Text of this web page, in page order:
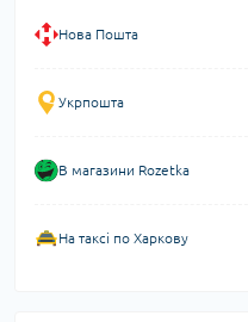
Нова Пошта
Укрпошта
В магазини Rozetka
На таксі по Харкову